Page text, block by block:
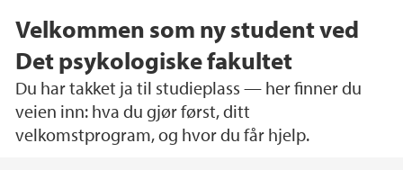
Velkommen som ny student ved
Det psykologiske fakultet
Du har takket ja til studieplass — her finner du
veien inn: hva du gjør først, ditt
velkomstprogram, og hvor du får hjelp.